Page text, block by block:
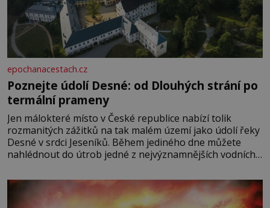
epochanacestach.cz
Poznejte údolí Desné: od Dlouhých strání po
termální prameny
Jen málokteré místo v České republice nabízí tolik
rozmanitých zážitků na tak malém území jako údolí řeky
Desné v srdci Jeseníků. Během jediného dne můžete
nahlédnout do útrob jedné z nejvýznamnějších vodních
se na koloběžce a den zakončit poznáváním památek ve
Velkých Losinách nebo v termálním